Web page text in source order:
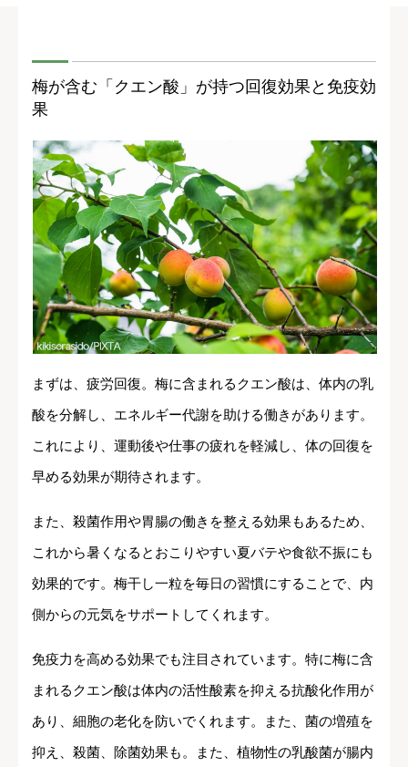
梅が含む「クエン酸」が持つ回復効果と免疫効
果
まずは、疲労回復。梅に含まれるクエン酸は、体内の乳
酸を分解し、エネルギー代謝を助ける働きがあります。
これにより、運動後や仕事の疲れを軽減し、体の回復を
早める効果が期待されます。
また、殺菌作用や胃腸の働きを整える効果もあるため、
これから暑くなるとおこりやすい夏バテや食欲不振にも
効果的です。梅干し一粒を毎日の習慣にすることで、内
側からの元気をサポートしてくれます。
免疫力を高める効果でも注目されています。特に梅に含
まれるクエン酸は体内の活性酸素を抑える抗酸化作用が
あり、細胞の老化を防いでくれます。また、菌の増殖を
抑え、殺菌、除菌効果も。また、植物性の乳酸菌が腸内